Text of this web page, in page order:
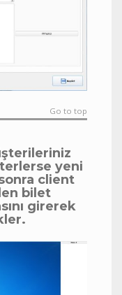
Go to top
yeni
client
bilet
girerek